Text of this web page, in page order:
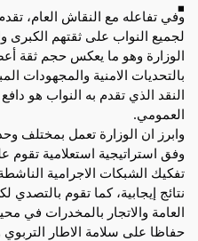
وفي تفاعله مع النقاش العام،
لجميع النواب على ثقتهم الكبرى
الوزارة وهو ما يعكس حجم ثقة
بالتحديات الامنية والمجهودات
النقد الذي تقدم به النواب هو
العمومي.
وابرز ان الوزارة تعمل بمختلف
وفق استراتيجية استعلامية تقوم
تفكيك الشبكات الاجرامية
نتائج إيجابية، كما تقوم بالتصدي
العامة والاتجار بالمخدرات في
حفاظا على سلامة الاطار التربوي